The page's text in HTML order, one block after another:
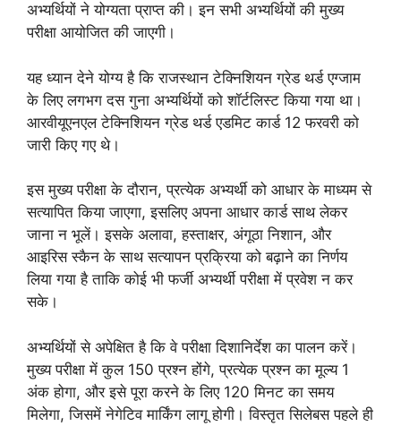
अभ्यर्थियों ने योग्यता प्राप्त की। इन सभी अभ्यर्थियों की मुख्य
परीक्षा आयोजित की जाएगी।
यह ध्यान देने योग्य है कि राजस्थान टेक्निशियन ग्रेड थर्ड एग्जाम
के लिए लगभग दस गुना अभ्यर्थियों को शॉर्टलिस्ट किया गया था।
आरवीयूएनएल टेक्निशियन ग्रेड थर्ड एडमिट कार्ड 12 फरवरी को
जारी किए गए थे।
इस मुख्य परीक्षा के दौरान, प्रत्येक अभ्यर्थी को आधार के माध्यम से
सत्यापित किया जाएगा, इसलिए अपना आधार कार्ड साथ लेकर
जाना न भूलें। इसके अलावा, हस्ताक्षर, अंगूठा निशान, और
आइरिस स्कैन के साथ सत्यापन प्रक्रिया को बढ़ाने का निर्णय
लिया गया है ताकि कोई भी फर्जी अभ्यर्थी परीक्षा में प्रवेश न कर
सके।
अभ्यर्थियों से अपेक्षित है कि वे परीक्षा दिशानिर्देश का पालन करें।
मुख्य परीक्षा में कुल 150 प्रश्न होंगे, प्रत्येक प्रश्न का मूल्य 1
अंक होगा, और इसे पूरा करने के लिए 120 मिनट का समय
मिलेगा, जिसमें नेगेटिव मार्किंग लागू होगी। विस्तृत सिलेबस पहले ही